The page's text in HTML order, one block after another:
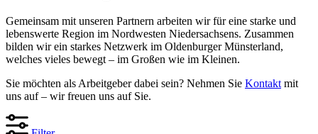
Gemeinsam mit unseren Partnern arbeiten wir für eine starke und
lebenswerte Region im Nordwesten Niedersachsens. Zusammen
bilden wir ein starkes Netzwerk im Oldenburger Münsterland,
welches vieles bewegt – im Großen wie im Kleinen.
Sie möchten als Arbeitgeber dabei sein? Nehmen Sie Kontakt mit
uns auf – wir freuen uns auf Sie.